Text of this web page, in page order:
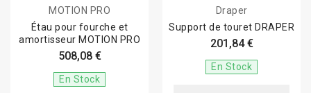
MOTION PRO
Étau pour fourche et
amortisseur MOTION PRO
508,08 €
En Stock
Draper
Support de touret DRAPER
201,84 €
En Stock